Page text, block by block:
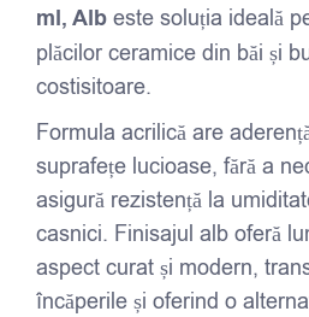
ml, Alb este soluția ideală
plăcilor ceramice din băi și
costisitoare.
Formula acrilică are
suprafețe lucioase, fără a
asigură rezistență la
casnici. Finisajul alb oferă
aspect curat și modern,
încăperile și oferind o